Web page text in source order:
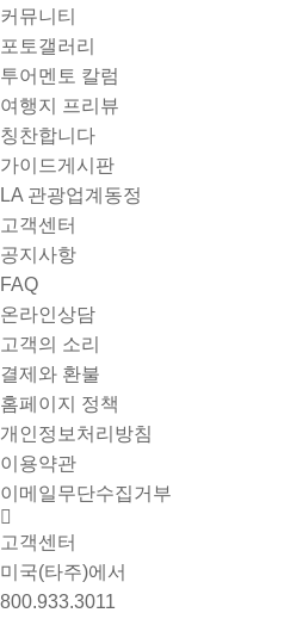
커뮤니티
포토갤러리
투어멘토 칼럼
여행지 프리뷰
칭찬합니다
가이드게시판
LA 관광업계동정
고객센터
공지사항
FAQ
온라인상담
고객의 소리
결제와 환불
홈페이지 정책
개인정보처리방침
이용약관
이메일무단수집거부
고객센터
미국(타주)에서
800.933.3011